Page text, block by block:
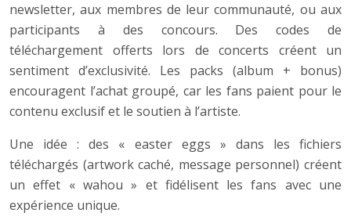
newsletter, aux membres de leur communauté, ou aux
participants à des concours. Des codes de
téléchargement offerts lors de concerts créent un
sentiment d’exclusivité. Les packs (album + bonus)
encouragent l’achat groupé, car les fans paient pour le
contenu exclusif et le soutien à l’artiste.
Une idée : des « easter eggs » dans les fichiers
téléchargés (artwork caché, message personnel) créent
un effet « wahou » et fidélisent les fans avec une
expérience unique.